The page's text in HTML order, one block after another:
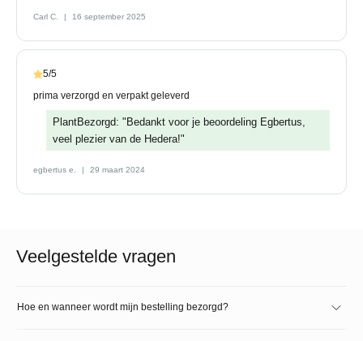
Carl C. 16 september 2025
5/5
prima verzorgd en verpakt geleverd
PlantBezorgd: "Bedankt voor je beoordeling Egbertus,
veel plezier van de Hedera!"
egbertus e. 29 maart 2024
Veelgestelde vragen
Hoe en wanneer wordt mijn bestelling bezorgd?